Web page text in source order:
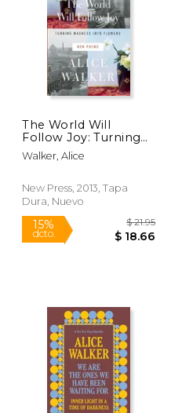
dcto.
The World Will
Follow Joy: Turning
Madness Into
Flowers: New Poems
Walker, Alice
New Press, 2013, Tapa
Dura, Nuevo